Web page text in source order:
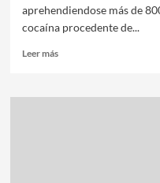
aprehendiendose más de
cocaína procedente de...
Leer más